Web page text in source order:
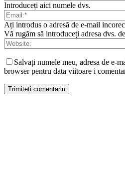
Introduceți aici numele dvs.
Ați introdus o adresă de e-mail
Vă rugăm să introduceți adresa dvs.
Salvați numele meu, adresa de e-
browser pentru data viitoare i